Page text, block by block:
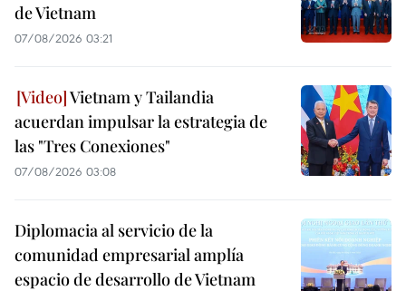
de Vietnam
07/08/2026 03:21
Vietnam y Tailandia
acuerdan impulsar la estrategia de
las "Tres Conexiones"
07/08/2026 03:08
Diplomacia al servicio de la
comunidad empresarial amplía
espacio de desarrollo de Vietnam